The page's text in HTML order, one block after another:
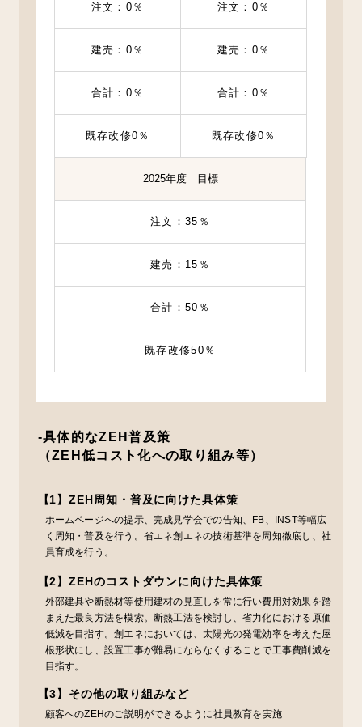
注文：0％ 注文：0％
建売：0％ 建売：0％
合計：0％ 合計：0％
既存改修0％ 既存改修0％
2025年度 目標
注文：35％
建売：15％
合計：50％
既存改修50％
-具体的なZEH普及策
（ZEH低コスト化への取り組み等）
【1】ZEH周知・普及に向けた具体策
ホームページへの提示、完成見学会での告知、FB、INST等幅広
く周知・普及を行う。省エネ創エネの技術基準を周知徹底し、社
員育成を行う。
【2】ZEHのコストダウンに向けた具体策
外部建具や断熱材等使用建材の見直しを常に行い費用対効果を踏
まえた最良方法を模索。断熱工法を検討し、省力化における原価
低減を目指す。創エネにおいては、太陽光の発電効率を考えた屋
根形状にし、設置工事が難易にならなくすることで工事費削減を
目指す。
【3】その他の取り組みなど
顧客へのZEHのご説明ができるように社員教育を実施